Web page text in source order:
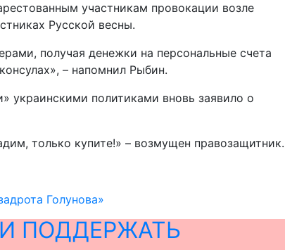
участникам провокации возле
Русской весны.
получая денежки на персональные счета
– напомнил Рыбин.
украинскими политиками вновь заявило о
только купите!» – возмущен правозащитник.
Голунова»
ПОДДЕРЖАТЬ